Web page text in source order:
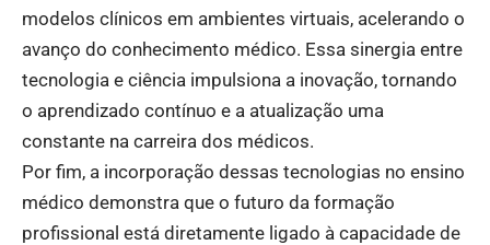
modelos clínicos em ambientes virtuais, acelerando o
avanço do conhecimento médico. Essa sinergia entre
tecnologia e ciência impulsiona a inovação, tornando
o aprendizado contínuo e a atualização uma
constante na carreira dos médicos.
Por fim, a incorporação dessas tecnologias no ensino
médico demonstra que o futuro da formação
profissional está diretamente ligado à capacidade de